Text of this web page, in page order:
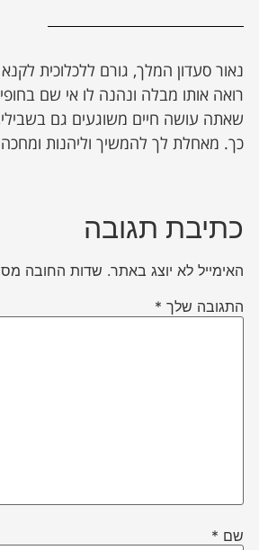
נאור סעדון המלך, גורם ללכלוכית
רואה אותו מבלה ונהנה לו אי שם
שאתה עושה חיים משוגעים גם
כך. מאחלת לך להמשיך וליהנות
כתיבת תגובה
האימייל לא יוצג באתר. שדות החובה
התגובה שלך *
שם *